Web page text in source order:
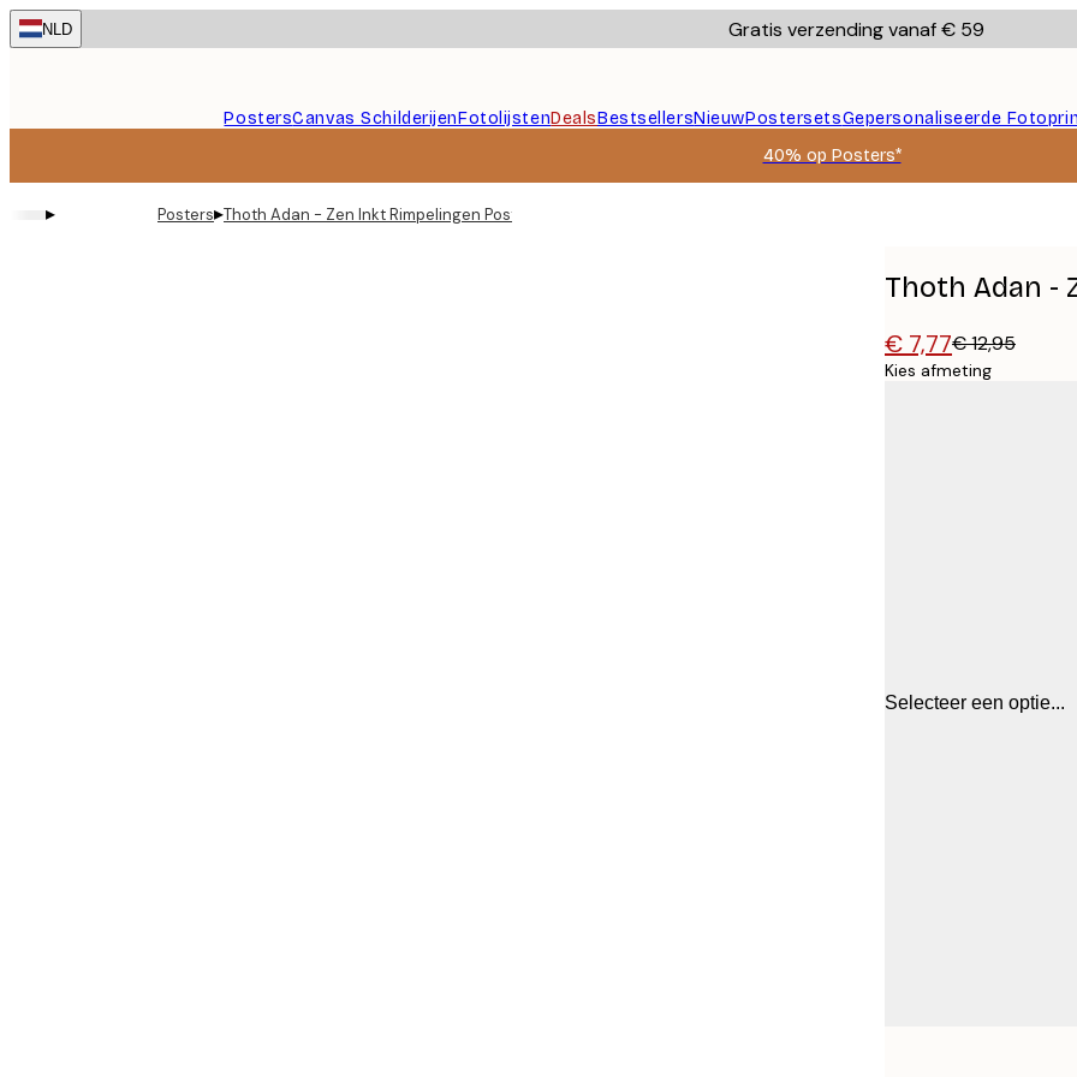
Skip
to
NLD Gratis verzending vanaf € 59
PostersCanvas SchilderijenFotolijstenDealsBestsellersNieuwPostersetsGepersonaliseerde
40% op Posters*
▸ Posters▸Thoth Adan - Zen Inkt Rimpelingen Poster
Thoth Adan -
€ 7,77€ 12,95
Kies afmeting
Selecteer een optie...